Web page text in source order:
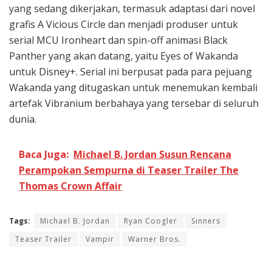
yang sedang dikerjakan, termasuk adaptasi dari novel
grafis A Vicious Circle dan menjadi produser untuk
serial MCU Ironheart dan spin-off animasi Black
Panther yang akan datang, yaitu Eyes of Wakanda
untuk Disney+. Serial ini berpusat pada para pejuang
Wakanda yang ditugaskan untuk menemukan kembali
artefak Vibranium berbahaya yang tersebar di seluruh
dunia.
Baca Juga: Michael B. Jordan Susun Rencana
Perampokan Sempurna di Teaser Trailer The
Thomas Crown Affair
Tags: Michael B. Jordan Ryan Coogler
Sinners
Teaser Trailer
Vampir Warner Bros.